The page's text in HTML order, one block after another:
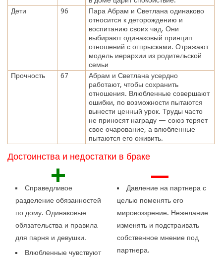
Дети
96
Пара Абрам и Светлана одинаково
относится к деторождению и
воспитанию своих чад. Они
выбирают одинаковый принцип
отношений с отпрысками. Отражают
модель иерархии из родительской
семьи
Прочность
67
Абрам и Светлана усердно
работают, чтобы сохранить
отношения. Влюбленные совершают
ошибки, по возможности пытаются
вынести ценный урок. Труды часто
не приносят награду — союз теряет
свое очарование, а влюбленные
пытаются его оживить.
Достоинства и недостатки в браке
+
Справедливое
разделение обязанностей
по дому. Одинаковые
обязательства и правила
для парня и девушки.
Влюбленные чувствуют
—
Давление на партнера с
целью поменять его
мировоззрение. Нежелание
изменять и подстраивать
собственное мнение под
партнера.